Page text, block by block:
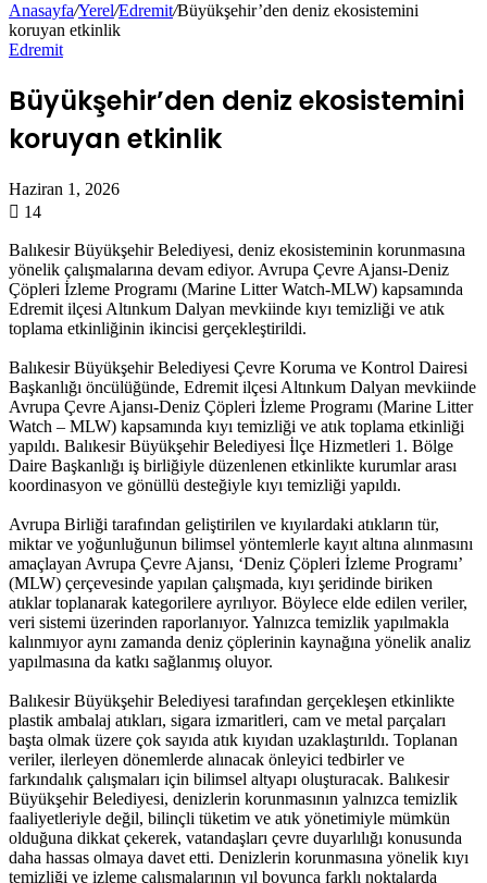
Anasayfa/Yerel/Edremit/Büyükşehir’den deniz ekosistemini
koruyan etkinlik
Edremit
Büyükşehir’den deniz ekosistemini
koruyan etkinlik
Haziran 1, 2026
14
Balıkesir Büyükşehir Belediyesi, deniz ekosisteminin korunmasına
yönelik çalışmalarına devam ediyor. Avrupa Çevre Ajansı-Deniz
Çöpleri İzleme Programı (Marine Litter Watch-MLW) kapsamında
Edremit ilçesi Altınkum Dalyan mevkiinde kıyı temizliği ve atık
toplama etkinliğinin ikincisi gerçekleştirildi.
Balıkesir Büyükşehir Belediyesi Çevre Koruma ve Kontrol Dairesi
Başkanlığı öncülüğünde, Edremit ilçesi Altınkum Dalyan mevkiinde
Avrupa Çevre Ajansı-Deniz Çöpleri İzleme Programı (Marine Litter
Watch – MLW) kapsamında kıyı temizliği ve atık toplama etkinliği
yapıldı. Balıkesir Büyükşehir Belediyesi İlçe Hizmetleri 1. Bölge
Daire Başkanlığı iş birliğiyle düzenlenen etkinlikte kurumlar arası
koordinasyon ve gönüllü desteğiyle kıyı temizliği yapıldı.
Avrupa Birliği tarafından geliştirilen ve kıyılardaki atıkların tür,
miktar ve yoğunluğunun bilimsel yöntemlerle kayıt altına alınmasını
amaçlayan Avrupa Çevre Ajansı, ‘Deniz Çöpleri İzleme Programı’
(MLW) çerçevesinde yapılan çalışmada, kıyı şeridinde biriken
atıklar toplanarak kategorilere ayrılıyor. Böylece elde edilen veriler,
veri sistemi üzerinden raporlanıyor. Yalnızca temizlik yapılmakla
kalınmıyor aynı zamanda deniz çöplerinin kaynağına yönelik analiz
yapılmasına da katkı sağlanmış oluyor.
Balıkesir Büyükşehir Belediyesi tarafından gerçekleşen etkinlikte
plastik ambalaj atıkları, sigara izmaritleri, cam ve metal parçaları
başta olmak üzere çok sayıda atık kıyıdan uzaklaştırıldı. Toplanan
veriler, ilerleyen dönemlerde alınacak önleyici tedbirler ve
farkındalık çalışmaları için bilimsel altyapı oluşturacak. Balıkesir
Büyükşehir Belediyesi, denizlerin korunmasının yalnızca temizlik
faaliyetleriyle değil, bilinçli tüketim ve atık yönetimiyle mümkün
olduğuna dikkat çekerek, vatandaşları çevre duyarlılığı konusunda
daha hassas olmaya davet etti. Denizlerin korunmasına yönelik kıyı
temizliği ve izleme çalışmalarının yıl boyunca farklı noktalarda